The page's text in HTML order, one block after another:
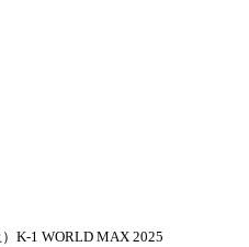
K-1 WORLD MAX 2025